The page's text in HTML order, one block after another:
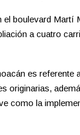
boulevard Martí
a cuatro
es referente
originarias,
como la